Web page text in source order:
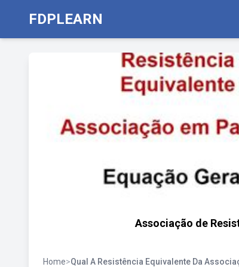
FDPLEARN
Associação de
Home>Qual A Resistência Equivalente Da